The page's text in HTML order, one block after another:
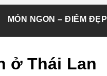
MÓN NGON – ĐIỂM ĐẸP
ở Thái Lan